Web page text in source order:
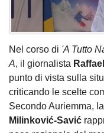
Nel corso di 'A Tutto
A, il giornalista
punto di vista sulla
criticando le scelte
Secondo Auriemma,
Milinković-Savić